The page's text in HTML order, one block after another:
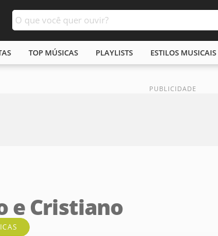
TOP MÚSICAS PLAYLISTS ESTILOS MUSICAIS
e Cristiano